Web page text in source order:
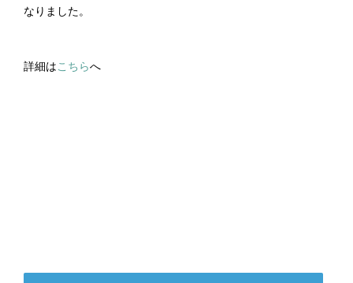
なりました。
詳細はこちらへ